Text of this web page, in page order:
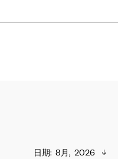
日期: 8月,  2026